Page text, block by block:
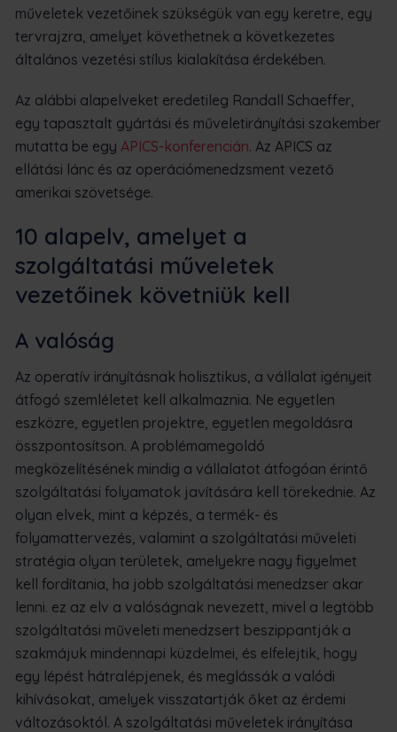
műveletek vezetőinek szükségük van egy keretre, egy
tervrajzra, amelyet követhetnek a következetes
általános vezetési stílus kialakítása érdekében.
Az alábbi alapelveket eredetileg Randall Schaeffer,
egy tapasztalt gyártási és műveletirányítási szakember
mutatta be egy APICS-konferencián. Az APICS az
ellátási lánc és az operációmenedzsment vezető
amerikai szövetsége.
10 alapelv, amelyet a
szolgáltatási műveletek
vezetőinek követniük kell
A valóság
Az operatív irányításnak holisztikus, a vállalat igényeit
átfogó szemléletet kell alkalmaznia. Ne egyetlen
eszközre, egyetlen projektre, egyetlen megoldásra
összpontosítson. A problémamegoldó
megközelítésének mindig a vállalatot átfogóan érintő
szolgáltatási folyamatok javítására kell törekednie. Az
olyan elvek, mint a képzés, a termék- és
folyamattervezés, valamint a szolgáltatási műveleti
stratégia olyan területek, amelyekre nagy figyelmet
kell fordítania, ha jobb szolgáltatási menedzser akar
lenni. ez az elv a valóságnak nevezett, mivel a legtöbb
szolgáltatási műveleti menedzsert beszippantják a
szakmájuk mindennapi küzdelmei, és elfelejtik, hogy
egy lépést hátralépjenek, és meglássák a valódi
kihívásokat, amelyek visszatartják őket az érdemi
változásoktól. A szolgáltatási műveletek irányítása